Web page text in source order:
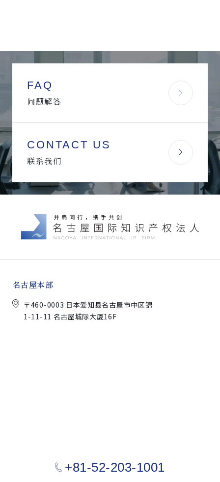
FAQ
问题解答
CONTACT US
联系我们
名古屋本部
〒460-0003 日本爱知县名古屋市中区锦
1-11-11 名古屋城际大厦16F
+81-52-203-1001